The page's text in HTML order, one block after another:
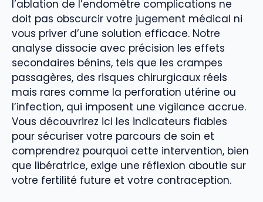
l’ablation de l’endomètre complications ne
doit pas obscurcir votre jugement médical ni
vous priver d’une solution efficace. Notre
analyse dissocie avec précision les effets
secondaires bénins, tels que les crampes
passagères, des risques chirurgicaux réels
mais rares comme la perforation utérine ou
l’infection, qui imposent une vigilance accrue.
Vous découvrirez ici les indicateurs fiables
pour sécuriser votre parcours de soin et
comprendrez pourquoi cette intervention, bien
que libératrice, exige une réflexion aboutie sur
votre fertilité future et votre contraception.